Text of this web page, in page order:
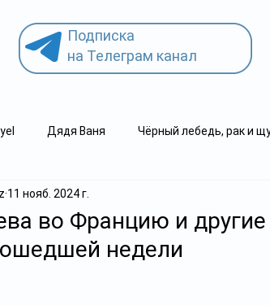
Подписка
на Телеграм канал
Дядя Ваня Чёрный лебедь, рак и
детский суицид
во Францию и
недели
11 нояб. 2024 г.